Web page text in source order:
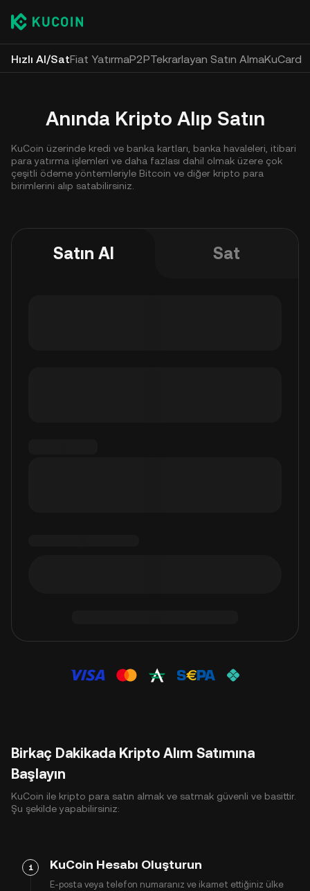
Hızlı Al/SatFiat YatırmaP2PTekrarlayan Satın AlmaKuCard
Anında Kripto Alıp Satın
KuCoin üzerinde kredi ve banka kartları, banka havaleleri, itibari
para yatırma işlemleri ve daha fazlası dahil olmak üzere çok
çeşitli ödeme yöntemleriyle Bitcoin ve diğer kripto para
birimlerini alıp satabilirsiniz.
Satın Al Sat
Birkaç Dakikada Kripto Alım Satımına
Başlayın
KuCoin ile kripto para satın almak ve satmak güvenli ve basittir.
Şu şekilde yapabilirsiniz:
1 KuCoin Hesabı Oluşturun
E-posta veya telefon numaranız ve ikamet ettiğiniz ülke